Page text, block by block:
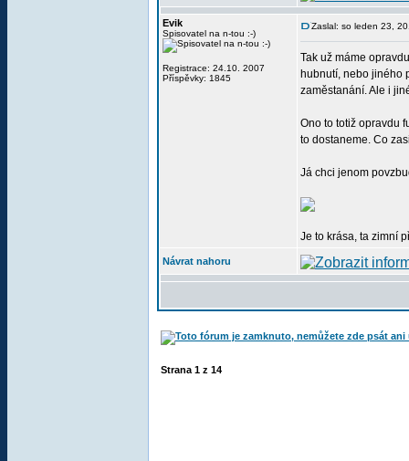
Evik
Spisovatel na n-tou :-)
Registrace: 24.10. 2007
Příspěvky: 1845
Zaslal: so leden 23,
Tak už máme
hubnutí, nebo jiného
zaměstanání. Ale i
Ono to totiž opravdu
to dostaneme. Co
Já chci jenom
Je to krása, ta zimní
Návrat nahoru
Strana 1 z 14